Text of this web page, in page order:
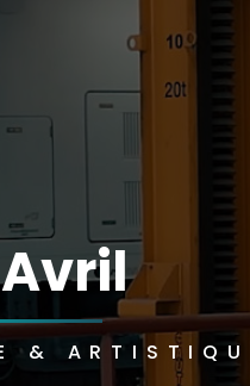
Avril
&